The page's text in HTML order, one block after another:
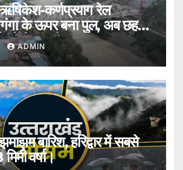
कर्णप्रयाग रेल
गंगा के ऊपर बना पुल, अब छह
में पूरा होगा सफर।
ADMIN
बारिश, हरिद्वार में सबसे
वर्षा।